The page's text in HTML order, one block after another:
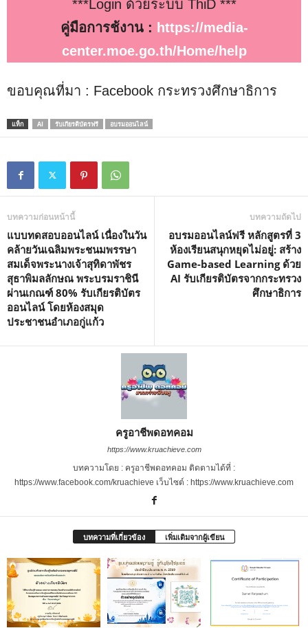
***Login ด้วยระบบ ThiD ***
คู่มือการช้งาน : https://media-
center.moe.go.th/Home/help
ขอบคุณที่มา : Facebook กระทรวงศึกษาธิการ
แท็ก AI รับเกียรติบัตรฟรี อบรมออนไลน์
บทความก่อนหน้านี้
แบบทดสอบออนไลน์ เนื่องในวัน
คล้ายวันเฉลิมพระชนมพรรษา
สมเด็จพระนางเจ้าสุทิดาพัชร
สุธาพิมลลักษณ พระบรมราชินี
ผ่านเกณฑ์ 80% รับเกียรติบัตร
ออนไลน์ โดยห้องสมุด
ประชาชนอำเภอกู่แก้ว
บทความถัดไป
อบรมออนไลน์ฟรี หลักสูตรที่ 3
ห้องเรียนสนุกหยุดไม่อยู่: สร้าง
Game-based Learning ด้วย
AI รับเกียรติบัตรจากกระทรวง
ศึกษาธิการ
ครูอาชีพดอทคอม
https://www.kruachieve.com
บทความโดย : ครูอาชีพดอทคอม ติดตามได้ที่ :
https://www.facebook.com/kruachieve เว็บไซต์ : https://www.kruachieve.com
บทความที่เกี่ยวข้อง เพิ่มเติมจากผู้เขียน